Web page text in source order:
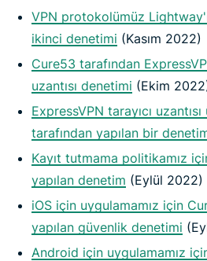
VPN protokolümüz
ikinci denetimi (Kasım 2022)
Cure53 tarafından
uzantısı denetimi (Ekim
ExpressVPN tarayıcı
tarafından yapılan bir
Kayıt tutmama politikamız
yapılan denetim (Eylül 2022)
iOS için uygulamamız için
yapılan güvenlik denetimi
Android için uygulamamız